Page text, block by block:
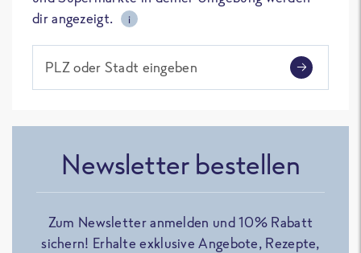
dir angezeigt.
i
PLZ oder Stadt eingeben
Newsletter bestellen
Zum Newsletter anmelden und 10% Rabatt
sichern! Erhalte exklusive Angebote, Rezepte,